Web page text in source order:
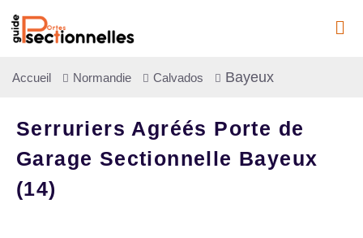
Accueil Normandie Calvados Bayeux
Serruriers Agréés Porte de
Garage Sectionnelle Bayeux
(14)